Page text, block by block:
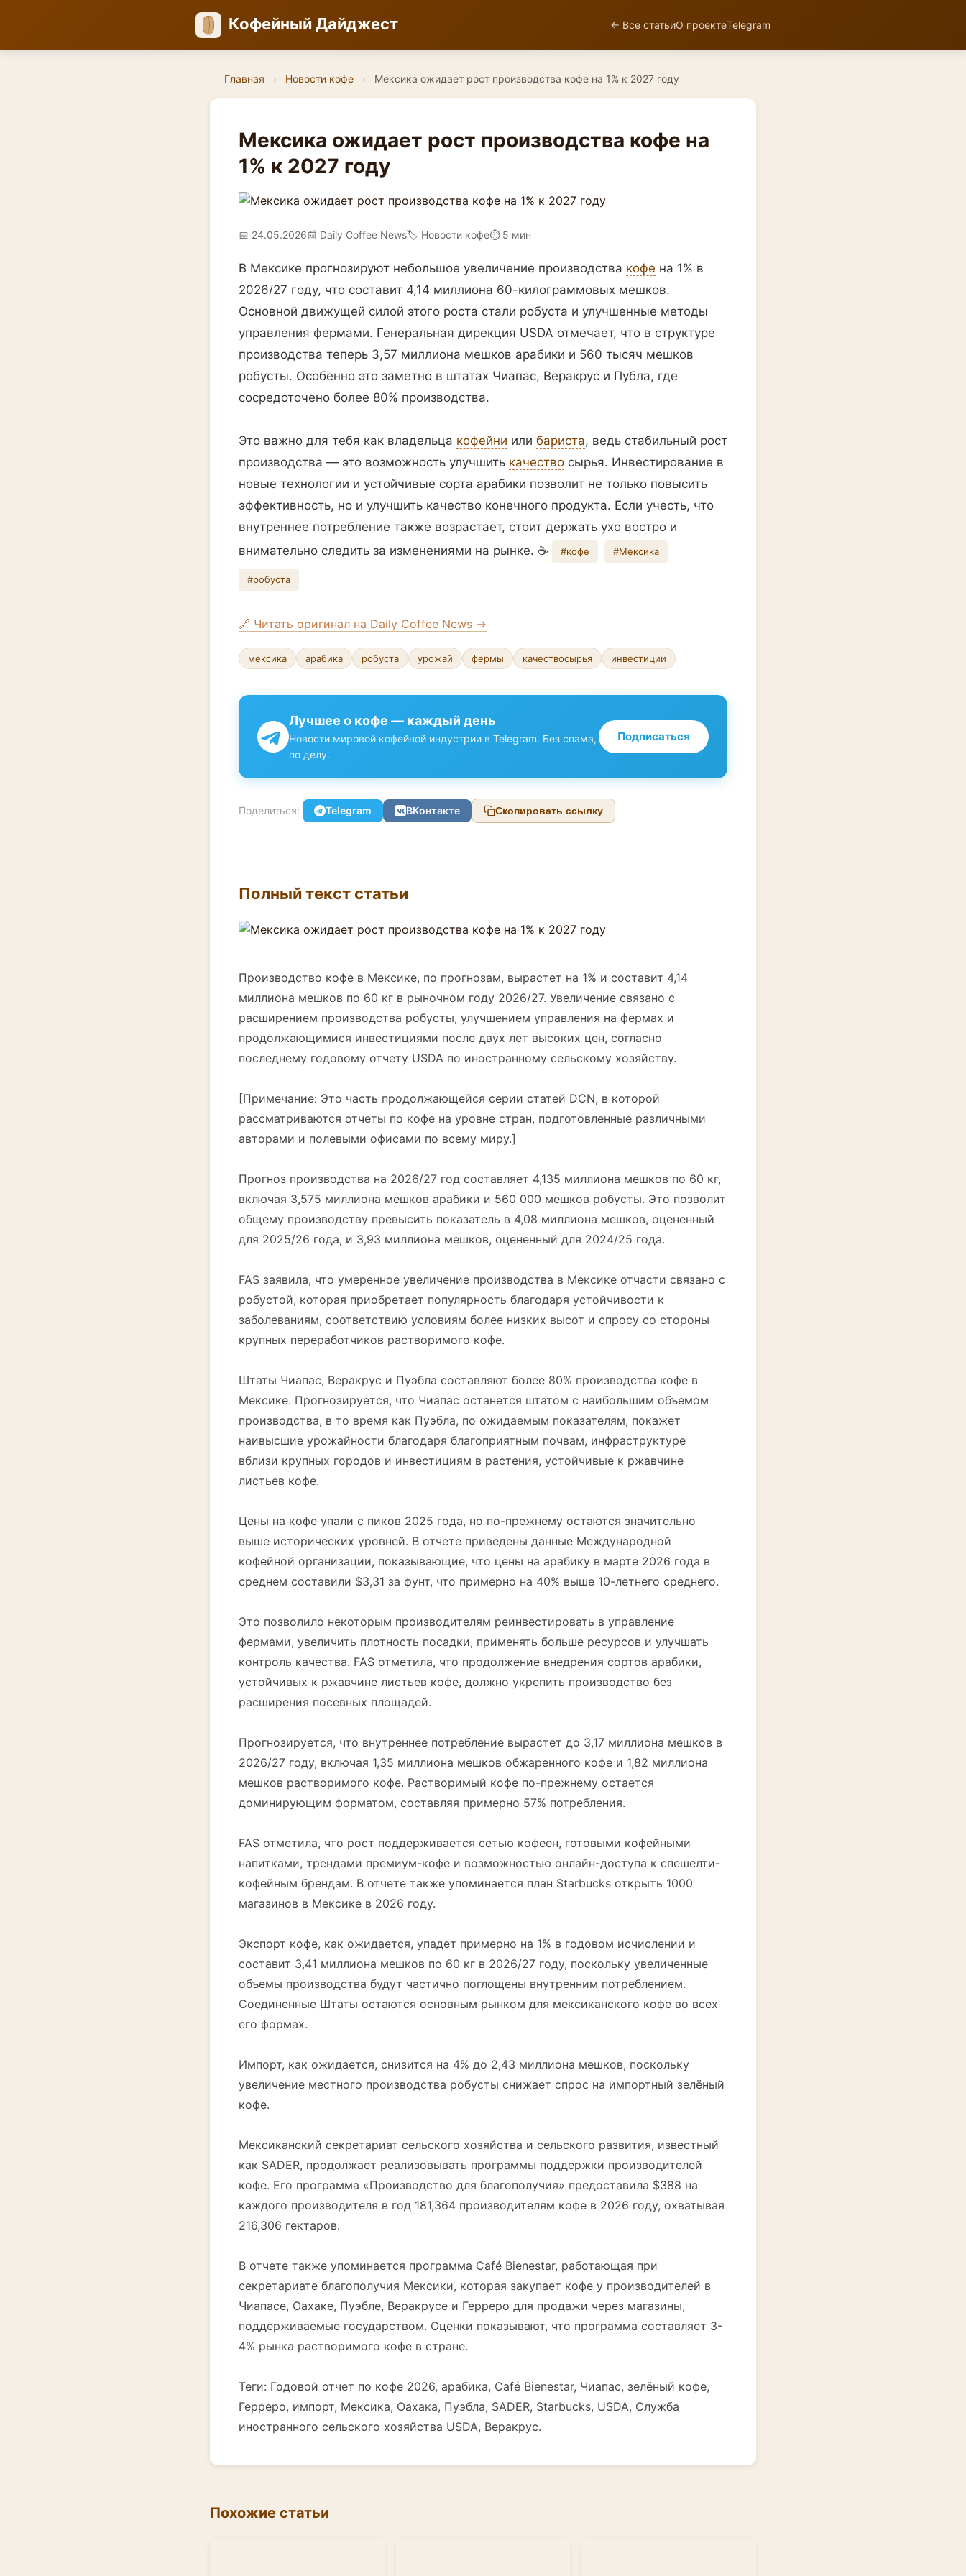
Кофейный Дайджест ← Все статьиО проектеTelegram
Главная › Новости кофе › Мексика ожидает рост производства кофе на 1% к 2027 году
Мексика ожидает рост производства кофе на
1% к 2027 году
📅 24.05.2026📰 Daily Coffee News🏷️ Новости кофе⏱ 5 мин
В Мексике прогнозируют небольшое увеличение производства кофе на 1% в
2026/27 году, что составит 4,14 миллиона 60-килограммовых мешков.
Основной движущей силой этого роста стали робуста и улучшенные методы
управления фермами. Генеральная дирекция USDA отмечает, что в структуре
производства теперь 3,57 миллиона мешков арабики и 560 тысяч мешков
робусты. Особенно это заметно в штатах Чиапас, Веракрус и Публа, где
сосредоточено более 80% производства.
Это важно для тебя как владельца кофейни или бариста, ведь стабильный рост
производства — это возможность улучшить качество сырья. Инвестирование в
новые технологии и устойчивые сорта арабики позволит не только повысить
эффективность, но и улучшить качество конечного продукта. Если учесть, что
внутреннее потребление также возрастает, стоит держать ухо востро и
внимательно следить за изменениями на рынке. ☕️
#кофе #Мексика
#робуста
🔗 Читать оригинал на Daily Coffee News →
мексика арабика робуста урожай фермы качествосырья инвестиции
Лучшее о кофе — каждый день
Новости мировой кофейной индустрии в Telegram. Без спама,
по делу.
Подписаться
Поделиться: Telegram ВКонтакте Скопировать ссылку
Полный текст статьи
Производство кофе в Мексике, по прогнозам, вырастет на 1% и составит 4,14
миллиона мешков по 60 кг в рыночном году 2026/27. Увеличение связано с
расширением производства робусты, улучшением управления на фермах и
продолжающимися инвестициями после двух лет высоких цен, согласно
последнему годовому отчету USDA по иностранному сельскому хозяйству.
[Примечание: Это часть продолжающейся серии статей DCN, в которой
рассматриваются отчеты по кофе на уровне стран, подготовленные различными
авторами и полевыми офисами по всему миру.]
Прогноз производства на 2026/27 год составляет 4,135 миллиона мешков по 60 кг,
включая 3,575 миллиона мешков арабики и 560 000 мешков робусты. Это позволит
общему производству превысить показатель в 4,08 миллиона мешков, оцененный
для 2025/26 года, и 3,93 миллиона мешков, оцененный для 2024/25 года.
FAS заявила, что умеренное увеличение производства в Мексике отчасти связано с
робустой, которая приобретает популярность благодаря устойчивости к
заболеваниям, соответствию условиям более низких высот и спросу со стороны
крупных переработчиков растворимого кофе.
Штаты Чиапас, Веракрус и Пуэбла составляют более 80% производства кофе в
Мексике. Прогнозируется, что Чиапас останется штатом с наибольшим объемом
производства, в то время как Пуэбла, по ожидаемым показателям, покажет
наивысшие урожайности благодаря благоприятным почвам, инфраструктуре
вблизи крупных городов и инвестициям в растения, устойчивые к ржавчине
листьев кофе.
Цены на кофе упали с пиков 2025 года, но по-прежнему остаются значительно
выше исторических уровней. В отчете приведены данные Международной
кофейной организации, показывающие, что цены на арабику в марте 2026 года в
среднем составили $3,31 за фунт, что примерно на 40% выше 10-летнего среднего.
Это позволило некоторым производителям реинвестировать в управление
фермами, увеличить плотность посадки, применять больше ресурсов и улучшать
контроль качества. FAS отметила, что продолжение внедрения сортов арабики,
устойчивых к ржавчине листьев кофе, должно укрепить производство без
расширения посевных площадей.
Прогнозируется, что внутреннее потребление вырастет до 3,17 миллиона мешков в
2026/27 году, включая 1,35 миллиона мешков обжаренного кофе и 1,82 миллиона
мешков растворимого кофе. Растворимый кофе по-прежнему остается
доминирующим форматом, составляя примерно 57% потребления.
FAS отметила, что рост поддерживается сетью кофеен, готовыми кофейными
напитками, трендами премиум-кофе и возможностью онлайн-доступа к спешелти-
кофейным брендам. В отчете также упоминается план Starbucks открыть 1000
магазинов в Мексике в 2026 году.
Экспорт кофе, как ожидается, упадет примерно на 1% в годовом исчислении и
составит 3,41 миллиона мешков по 60 кг в 2026/27 году, поскольку увеличенные
объемы производства будут частично поглощены внутренним потреблением.
Соединенные Штаты остаются основным рынком для мексиканского кофе во всех
его формах.
Импорт, как ожидается, снизится на 4% до 2,43 миллиона мешков, поскольку
увеличение местного производства робусты снижает спрос на импортный зелёный
кофе.
Мексиканский секретариат сельского хозяйства и сельского развития, известный
как SADER, продолжает реализовывать программы поддержки производителей
кофе. Его программа «Производство для благополучия» предоставила $388 на
каждого производителя в год 181,364 производителям кофе в 2026 году, охватывая
216,306 гектаров.
В отчете также упоминается программа Café Bienestar, работающая при
секретариате благополучия Мексики, которая закупает кофе у производителей в
Чиапасе, Оахаке, Пуэбле, Веракрусе и Герреро для продажи через магазины,
поддерживаемые государством. Оценки показывают, что программа составляет 3-
4% рынка растворимого кофе в стране.
Теги: Годовой отчет по кофе 2026, арабика, Café Bienestar, Чиапас, зелёный кофе,
Герреро, импорт, Мексика, Оахака, Пуэбла, SADER, Starbucks, USDA, Служба
иностранного сельского хозяйства USDA, Веракрус.
Похожие статьи